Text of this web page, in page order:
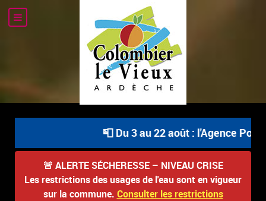
📮 Du 3 au 22 août : l'Agence
🚨 ALERTE SÉCHERESSE – NIVEAU CRISE
Les restrictions des usages de l'eau sont en vigueur
sur la commune. Consulter les restrictions